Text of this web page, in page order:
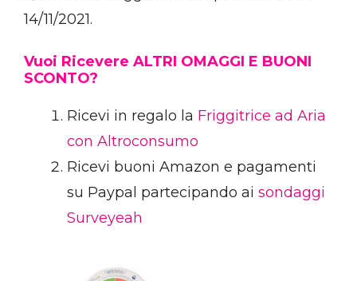
14/11/2021.
Vuoi Ricevere ALTRI OMAGGI E BUONI
SCONTO?
Ricevi in regalo la Friggitrice ad Aria
con Altroconsumo
Ricevi buoni Amazon e pagamenti
su Paypal partecipando ai sondaggi
Surveyeah